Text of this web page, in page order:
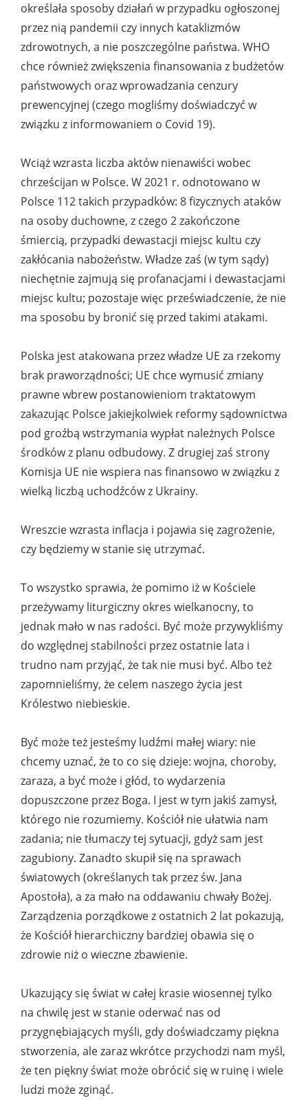
określała sposoby działań w przypadku ogłoszonej
przez nią pandemii czy innych kataklizmów
zdrowotnych, a nie poszczególne państwa. WHO
chce również zwiększenia finansowania z budżetów
państwowych oraz wprowadzania cenzury
prewencyjnej (czego mogliśmy doświadczyć w
związku z informowaniem o Covid 19).
Wciąż wzrasta liczba aktów nienawiści wobec
chrześcijan w Polsce. W 2021 r. odnotowano w
Polsce 112 takich przypadków: 8 fizycznych ataków
na osoby duchowne, z czego 2 zakończone
śmiercią, przypadki dewastacji miejsc kultu czy
zakłócania nabożeństw. Władze zaś (w tym sądy)
niechętnie zajmują się profanacjami i dewastacjami
miejsc kultu; pozostaje więc przeświadczenie, że nie
ma sposobu by bronić się przed takimi atakami.
Polska jest atakowana przez władze UE za rzekomy
brak praworządności; UE chce wymusić zmiany
prawne wbrew postanowieniom traktatowym
zakazując Polsce jakiejkolwiek reformy sądownictwa
pod groźbą wstrzymania wypłat należnych Polsce
środków z planu odbudowy. Z drugiej zaś strony
Komisja UE nie wspiera nas finansowo w związku z
wielką liczbą uchodźców z Ukrainy.
Wreszcie wzrasta inflacja i pojawia się zagrożenie,
czy będziemy w stanie się utrzymać.
To wszystko sprawia, że pomimo iż w Kościele
przeżywamy liturgiczny okres wielkanocny, to
jednak mało w nas radości. Być może przywykliśmy
do względnej stabilności przez ostatnie lata i
trudno nam przyjąć, że tak nie musi być. Albo też
zapomnieliśmy, że celem naszego życia jest
Królestwo niebieskie.
Być może też jesteśmy ludźmi małej wiary: nie
chcemy uznać, że to co się dzieje: wojna, choroby,
zaraza, a być może i głód, to wydarzenia
dopuszczone przez Boga. I jest w tym jakiś zamysł,
którego nie rozumiemy. Kościół nie ułatwia nam
zadania; nie tłumaczy tej sytuacji, gdyż sam jest
zagubiony. Zanadto skupił się na sprawach
światowych (określanych tak przez św. Jana
Apostoła), a za mało na oddawaniu chwały Bożej.
Zarządzenia porządkowe z ostatnich 2 lat pokazują,
że Kościół hierarchiczny bardziej obawia się o
zdrowie niż o wieczne zbawienie.
Ukazujący się świat w całej krasie wiosennej tylko
na chwilę jest w stanie oderwać nas od
przygnębiających myśli, gdy doświadczamy piękna
stworzenia, ale zaraz wkrótce przychodzi nam myśl,
że ten piękny świat może obrócić się w ruinę i wiele
ludzi może zginąć.